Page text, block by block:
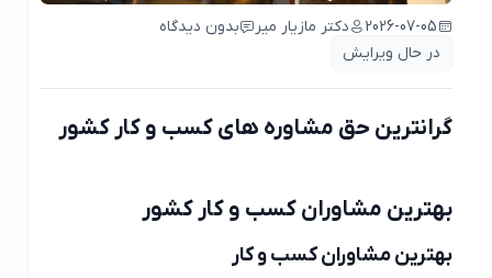
2026-07-05 دکتر مازیار میر
بدون دیدگاه
در حال ویرایش
گرانترین حق مشاوره های کسب و کار کشور
بهترین مشاوران کسب و کار کشور
بهترین مشاوران کسب و کار